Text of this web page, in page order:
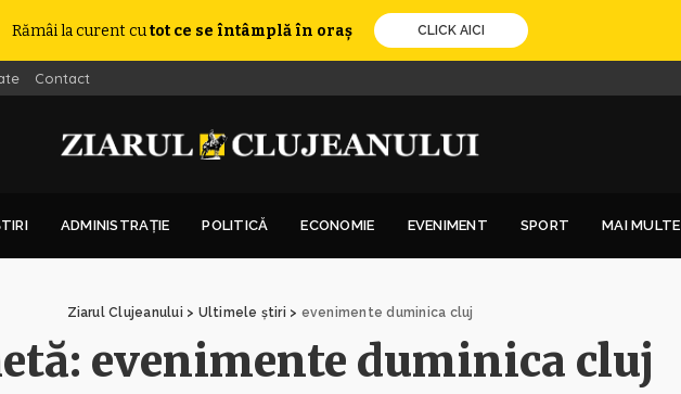
Rămâi la curent cutot ce se întâmplă în oraș CLICK AICI
Contact
ADMINISTRAȚIE POLITICĂ ECONOMIE EVENIMENT SPORT MAI MULTE
Ziarul Clujeanului > Ultimele știri > evenimente duminica cluj
evenimente duminica cluj